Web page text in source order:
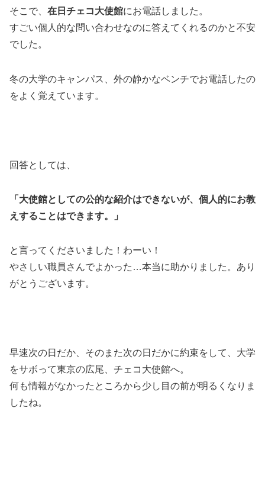
そこで、 在日チェコ大使館にお電話しました。
すごい個人的な問い合わせなのに答えてくれるのかと不安
でした。
冬の大学のキャンパス、外の静かなベンチでお電話したの
をよく覚えています。
回答としては、
「大使館としての公的な紹介はできないが、個人的にお教
えすることはできます。」
と言ってくださいました！わーい！
やさしい職員さんでよかった…本当に助かりました。あり
がとうございます。
早速次の日だか、そのまた次の日だかに約束をして、大学
をサボって東京の広尾、チェコ大使館へ。
何も情報がなかったところから少し目の前が明るくなりま
したね。